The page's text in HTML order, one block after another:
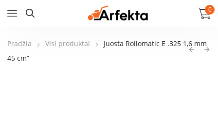
0
Pradžia Visi produktai
Juosta Rollomatic E .325 1,6 mm
45 cm”